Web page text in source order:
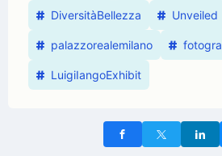
DiversitàBellezza Unveiled
palazzorealemilano
LuigiIangoExhibit